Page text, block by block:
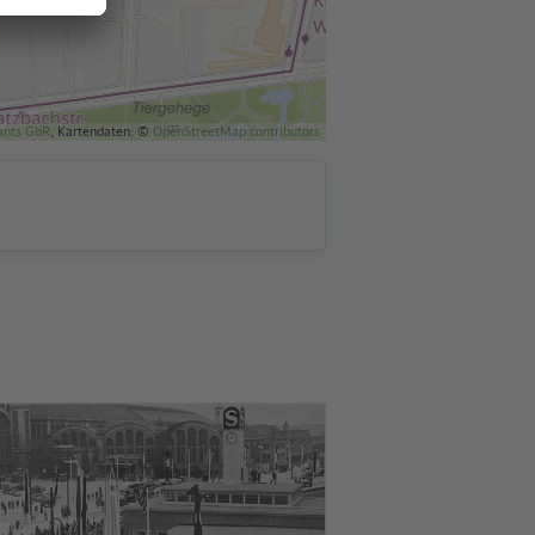
GbR, Kartendaten: © OpenStreetMap contributors